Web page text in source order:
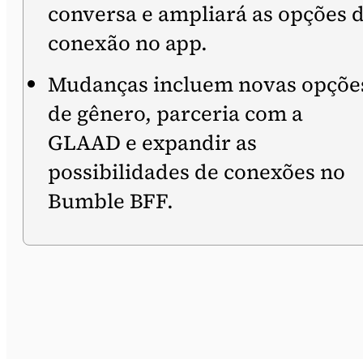
conversa e ampliará as opções
conexão no app.
Mudanças incluem novas
de gênero, parceria com a
GLAAD e expandir as
possibilidades de conexões no
Bumble BFF.